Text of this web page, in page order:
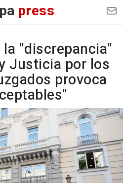
press
"discrepancia"
Justicia por los
provoca